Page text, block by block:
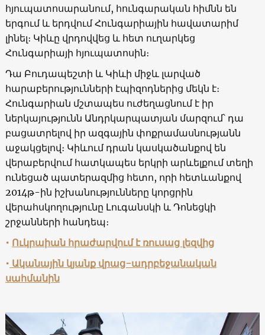
հյուպատոսարանում, հունգարական հիմնն են
երգում և երդվում Հունգարիային հավատարիմ
լինել։ Կիևը վրդովվեց և հետ ուղարկեց
Հունգարիայի հյուպատոսին։
Դա Բուդապեշտի և Կիևի միջև լարված
հարաբերությունների էպիզոդներից մեկն է։
Հունգարիան մշտապես ուժեղացնում է իր
ներկայությունն Անդրկարպատյան մարզում՝ դա
բացատրելով իր ազգային փոքրամասնությանն
աջակցելով։ Կիևում դրան կասկածանքով են
վերաբերվում հատկապես երկրի արևելքում տեղի
ունեցած պատերազմից հետո, որի հետևանքով
2014թ-ին իշխանությունները կորցրին
վերահսկողությունը Լուգանսկի և Դոնեցկի
շրջանների հանդեպ։
• Ուկրաիան հրաժարվում է ռուսաց լեզվից
• Ականային կյանք վրաց-ադրբեջանական
սահմանին